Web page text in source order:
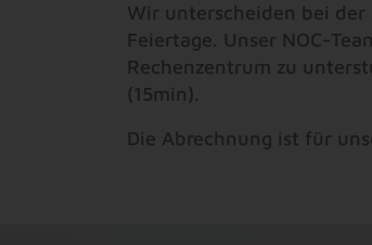
Wir unterscheiden bei der
Feiertage. Unser NOC-
Rechenzentrum zu
(15min).
Die Abrechnung ist für